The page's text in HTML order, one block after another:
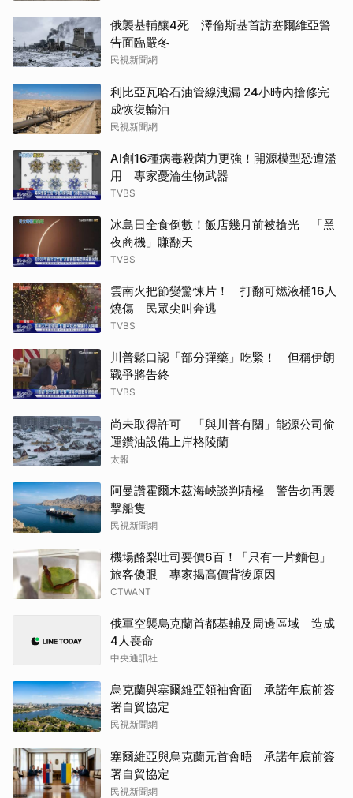
俄襲基輔釀4死 澤倫斯基首訪塞爾維亞警
告面臨嚴冬
民視新聞網
利比亞瓦哈石油管線洩漏 24小時內搶修完
成恢復輸油
民視新聞網
AI創16種病毒殺菌力更強！開源模型恐遭濫
用 專家憂淪生物武器
TVBS
冰島日全食倒數！飯店幾月前被搶光 「黑
夜商機」賺翻天
TVBS
雲南火把節變驚悚片！ 打翻可燃液桶16人
燒傷 民眾尖叫奔逃
TVBS
川普鬆口認「部分彈藥」吃緊！ 但稱伊朗
戰爭將告終
TVBS
尚未取得許可 「與川普有關」能源公司偷
運鑽油設備上岸格陵蘭
太報
阿曼讚霍爾木茲海峽談判積極 警告勿再襲
擊船隻
民視新聞網
機場酪梨吐司要價6百！「只有一片麵包」
旅客傻眼 專家揭高價背後原因
CTWANT
俄軍空襲烏克蘭首都基輔及周邊區域 造成
4人喪命
中央通訊社
烏克蘭與塞爾維亞領袖會面 承諾年底前簽
署自貿協定
民視新聞網
塞爾維亞與烏克蘭元首會晤 承諾年底前簽
署自貿協定
民視新聞網